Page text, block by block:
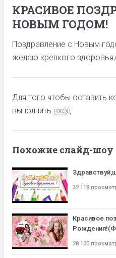
КРАСИВОЕ
НОВЫМ ГОДОМ!
Поздравление с Новым
желаю крепкого
Для того чтобы оставить
выполнить вход.
Похожие слайд-шоу
32 118
Красивое
28 100